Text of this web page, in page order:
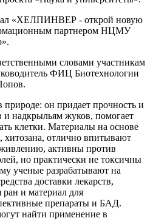
«ХЕЛПИНВЕР - открой новую
партнером НЦМУ
словами участникам
ФИЦ Биотехнологии
природе: он придает прочность и
и надкрыльям жуков, помогает
клетки. Материалы на основе
хитозана, отлично впитывают
активны против
но практически не токсичны
ученые разрабатывают на
доставки лекарств,
и материал для
препараты и БАД.
найти применение в